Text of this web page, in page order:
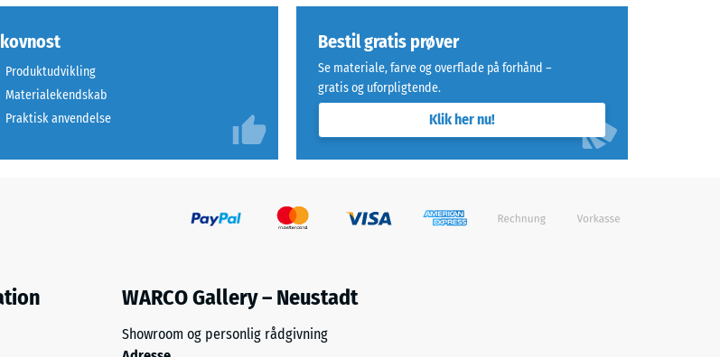
Produktudvikling
Materialekendskab
Praktisk anvendelse
Bestil gratis prøver
Se materiale, farve og overflade på forhånd –
gratis og uforpligtende.
Klik her nu!
WARCO Gallery – Neustadt
Showroom og personlig rådgivning